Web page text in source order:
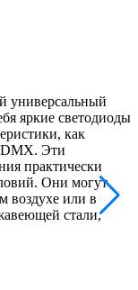
универсальный
яркие светодиоды
как
DMX. Эти
практически
Они могут
воздухе или в
стали,